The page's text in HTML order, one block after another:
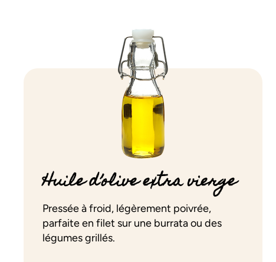
Huile d’olive extra vierge
Pressée à froid, légèrement poivrée,
parfaite en filet sur une burrata ou des
légumes grillés.